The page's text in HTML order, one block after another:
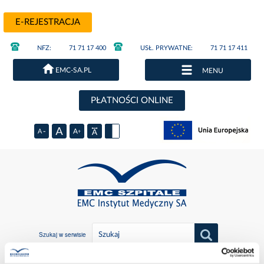
E-REJESTRACJA
NFZ: 71 71 17 400 USŁ. PRYWATNE: 71 71 17 411
EMC-SA.PL MENU
PŁATNOŚCI ONLINE
Szukaj w serwisie